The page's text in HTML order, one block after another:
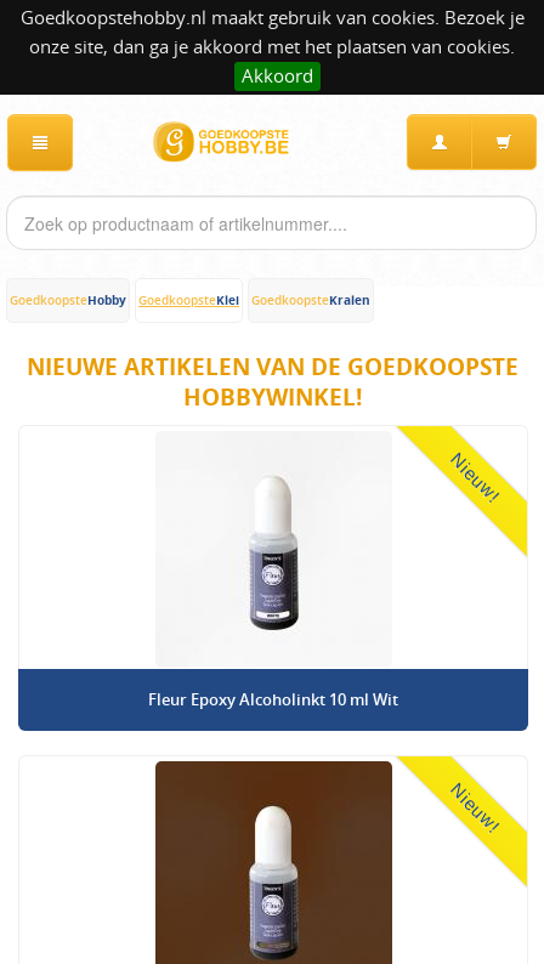
Goedkoopstehobby.nl maakt gebruik van cookies. Bezoek je
onze site, dan ga je akkoord met het plaatsen van cookies.
Akkoord
GoedkoopsteHobby GoedkoopsteKlei GoedkoopsteKralen
NIEUWE ARTIKELEN VAN DE GOEDKOOPSTE
HOBBYWINKEL!
Nieuw!
Fleur Epoxy Alcoholinkt 10 ml Wit
Nieuw!